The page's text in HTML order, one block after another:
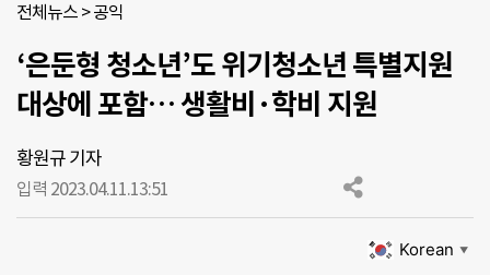
전체뉴스 >공익
‘은둔형 청소년’도 위기청소년 특별지원
대상에 포함… 생활비·학비 지원
황원규 기자
입력 2023.04.11.13:51
Korean ▼